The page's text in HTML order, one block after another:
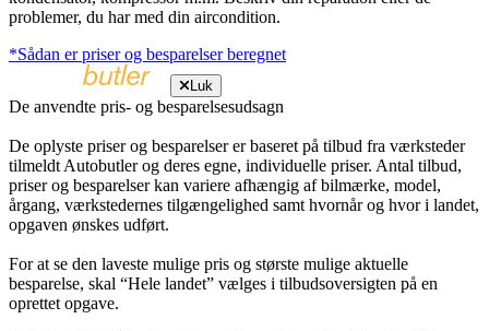
problemer, du har med din aircondition.
*Sådan er priser og besparelser beregnet
Luk
De anvendte pris- og besparelsesudsagn
De oplyste priser og besparelser er baseret på tilbud fra værksteder
tilmeldt Autobutler og deres egne, individuelle priser. Antal tilbud,
priser og besparelser kan variere afhængig af bilmærke, model,
årgang, værkstedernes tilgængelighed samt hvornår og hvor i landet,
opgaven ønskes udført.
For at se den laveste mulige pris og største mulige aktuelle
besparelse, skal “Hele landet” vælges i tilbudsoversigten på en
oprettet opgave.